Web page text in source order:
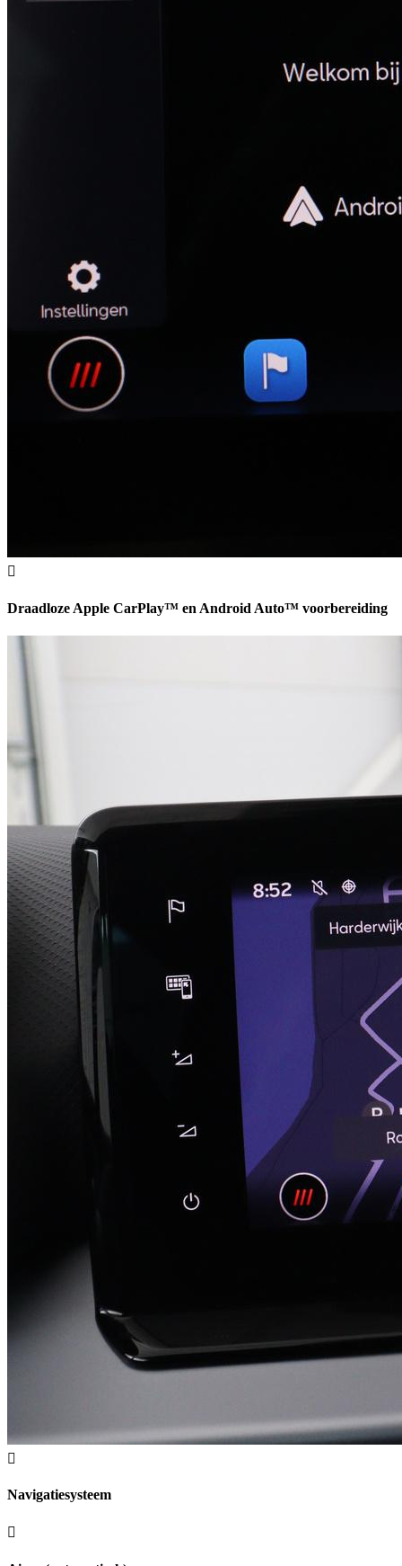
Draadloze Apple CarPlay™ en Android Auto™ voorbereiding
Navigatiesysteem